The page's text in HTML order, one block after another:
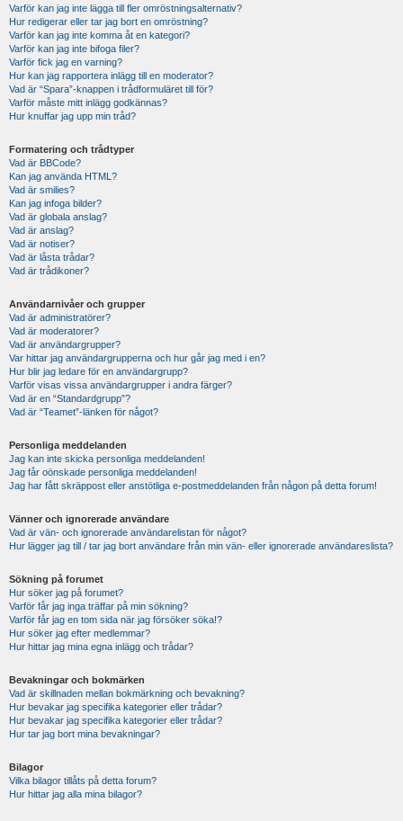
Varför kan jag inte lägga till fler omröstningsalternativ?
Hur redigerar eller tar jag bort en omröstning?
Varför kan jag inte komma åt en kategori?
Varför kan jag inte bifoga filer?
Varför fick jag en varning?
Hur kan jag rapportera inlägg till en moderator?
Vad är “Spara”-knappen i trådformuläret till för?
Varför måste mitt inlägg godkännas?
Hur knuffar jag upp min tråd?
Formatering och trådtyper
Vad är BBCode?
Kan jag använda HTML?
Vad är smilies?
Kan jag infoga bilder?
Vad är globala anslag?
Vad är anslag?
Vad är notiser?
Vad är låsta trådar?
Vad är trådikoner?
Användarnivåer och grupper
Vad är administratörer?
Vad är moderatorer?
Vad är användargrupper?
Var hittar jag användargrupperna och hur går jag med i en?
Hur blir jag ledare för en användargrupp?
Varför visas vissa användargrupper i andra färger?
Vad är en “Standardgrupp”?
Vad är “Teamet”-länken för något?
Personliga meddelanden
Jag kan inte skicka personliga meddelanden!
Jag får oönskade personliga meddelanden!
Jag har fått skräppost eller anstötliga e-postmeddelanden från någon på detta forum!
Vänner och ignorerade användare
Vad är vän- och ignorerade användarelistan för något?
Hur lägger jag till / tar jag bort användare från min vän- eller ignorerade användareslista?
Sökning på forumet
Hur söker jag på forumet?
Varför får jag inga träffar på min sökning?
Varför får jag en tom sida när jag försöker söka!?
Hur söker jag efter medlemmar?
Hur hittar jag mina egna inlägg och trådar?
Bevakningar och bokmärken
Vad är skillnaden mellan bokmärkning och bevakning?
Hur bevakar jag specifika kategorier eller trådar?
Hur bevakar jag specifika kategorier eller trådar?
Hur tar jag bort mina bevakningar?
Bilagor
Vilka bilagor tillåts på detta forum?
Hur hittar jag alla mina bilagor?